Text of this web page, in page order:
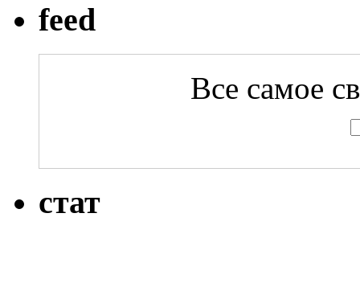
feed
Все самое
стат